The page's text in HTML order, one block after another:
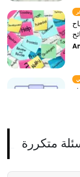
متكررة